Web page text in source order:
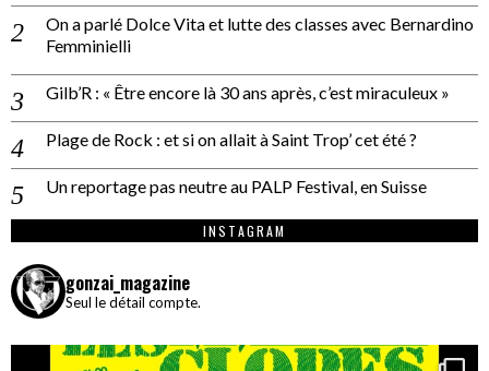
On a parlé Dolce Vita et lutte des classes avec Bernardino
Femminielli
Gilb’R : « Être encore là 30 ans après, c’est miraculeux »
Plage de Rock : et si on allait à Saint Trop’ cet été ?
Un reportage pas neutre au PALP Festival, en Suisse
INSTAGRAM
gonzai_magazine
Seul le détail compte.